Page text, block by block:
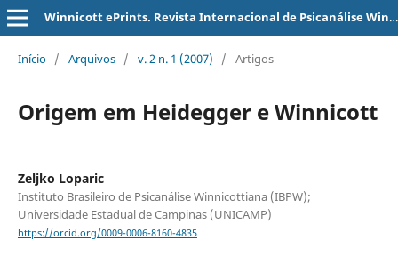
Winnicott ePrints. Revista Internacional de Psicanálise Winnicottiana
Início / Arquivos / v. 2 n. 1 (2007) / Artigos
Origem em Heidegger e Winnicott
Zeljko Loparic
Instituto Brasileiro de Psicanálise Winnicottiana (IBPW);
Universidade Estadual de Campinas (UNICAMP)
https://orcid.org/0009-0006-8160-4835